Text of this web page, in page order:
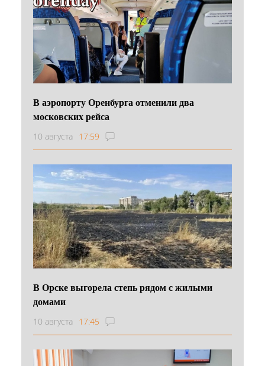
В аэропорту Оренбурга отменили два
московских рейса
10 августа 17:59
В Орске выгорела степь рядом с жилыми
домами
10 августа 17:45